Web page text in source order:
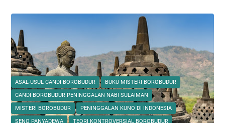
a
K
e
m
a
n
u
s
o
s
e
n
F
o
a
n
d
i
P
y
o
I
n
j
i
l
B
e
ASAL-USUL CANDI BOROBUDUR
BUKU MISTERI BOROBUDUR
CANDI BOROBUDUR PENINGGALAN NABI SULAIMAN
MISTERI BOROBUDUR
PENINGGALAN KUNO DI INDONESIA
SENO PANYADEWA
TEORI KONTROVERSIAL BOROBUDUR